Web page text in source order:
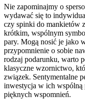
Nie zapominajmy o
wydawać się to
czy spinki do mankietów
krótkim, wspólnym
pary. Mogą nosić je jako
przypomnienie o sobie
rodzaj podarunku, warto
klasyczne wzornictwo,
związek. Sentymentalne
inwestycja w ich wspólną
pięknych wspomnień.